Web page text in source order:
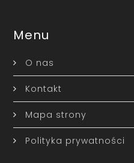
Menu
O nas
Kontakt
Mapa strony
Polityka prywatności